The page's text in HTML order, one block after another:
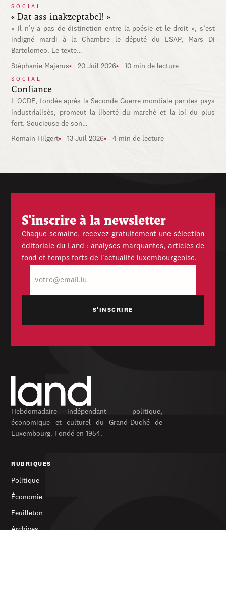
SOCIAL
« Dat ass inakzeptabel! »
« Il n’y a pas de distinction entre la poésie et le droit », s’est
indigné mardi à la Chambre le député du LSAP, Mars Di
Bartolomeo. Le texte…
Stéphanie Majerus 20 Juil 2026 10 min de lecture
SOCIAL
Confiance
L'OCDE, fondée après la Seconde Guerre mondiale par des pays
industrialisés, promeut la liberté du marché et la loi du plus
fort. Soucieuse de son…
Romain Hilgert 13 Juil 2026 4 min de lecture
S'inscrire à la newsletter
Chaque semaine, recevez gratuitement une sélection
éditoriale du Land : analyses marquantes, articles de
fond et temps forts de l'actualité luxembourgeoise.
mail
Hebdomadaire indépendant — politique,
économique et culturel du Grand-Duché de
Luxembourg. Fondé en 1954.
RUBRIQUES
Politique
Économie
Feuilleton
Archives